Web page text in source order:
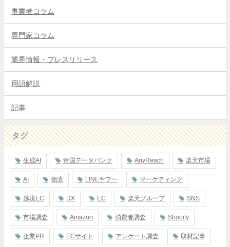
事業者コラム
専門家コラム
業界情報・プレスリリース
用語解説
記事
タグ
生成AI 帝国データバンク AnyReach 楽天市場
AI 物流 LINEヤフー マーケティング
越境EC DX EC 楽天グループ SNS
市場調査 Amazon 消費者調査 Shopify
企業PR ECサイト アンケート調査 取材記事